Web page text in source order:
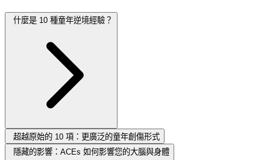
什麼是 10 種童年逆境經驗？
超越原始的 10 項：更廣泛的童年創傷形式
隱藏的影響：ACEs 如何影響您的大腦與身體